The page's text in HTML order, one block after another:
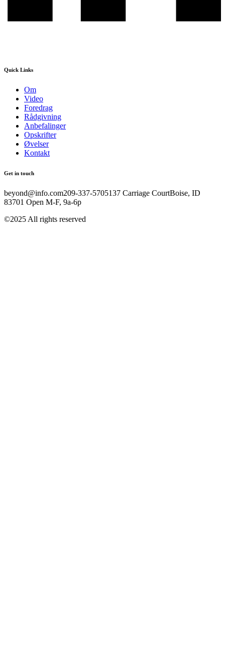
Quick Links
Om
Video
Foredrag
Rådgivning
Anbefalinger
Opskrifter
Øvelser
Kontakt
Get in touch
beyond@info.com​​ 209-337-5705​​ 137 Carriage Court​​ Boise, ID
83701 Open M-F, 9a-6p
©2025 All rights reserved